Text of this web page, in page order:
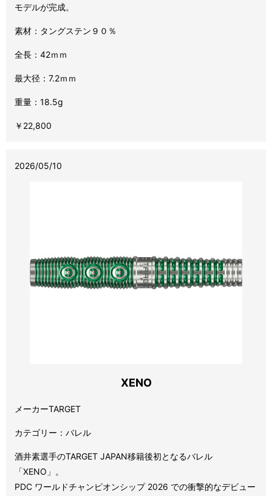
モデルが完成。
素材：タングステン９０％
全長：42ｍｍ
最大径：7.2ｍｍ
重量：18.5g
￥22,800
2026/05/10
XENO
メーカーTARGET
カテゴリー：バレル
酒井素選手のTARGET JAPAN移籍後初となるバレル
「XENO」。
PDC ワールドチャンピオンシップ 2026 での衝撃的なデビュー